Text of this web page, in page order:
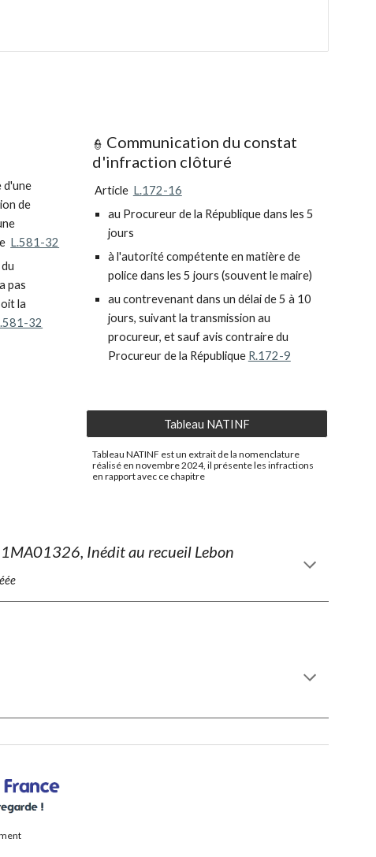
d'une
de
L.581-32
pas
la
32
👮 Communication du constat
d'infraction clôturé
Article L.172-16
au Procureur de la Républiquedans les 5
jours
à l'autorité compétente en matière de
policedans les 5 jours (souvent le maire)
au contrevenant dans un délai de 5 à 10
jours, suivant la transmission au
procureur, et sauf avis contraire du
Procureur de la République R.172-9
Tableau NATINF
Tableau NATINF est un extrait de la nomenclature
réalisé en novembre 2024, il présente les infractions
en rapport avec ce chapitre
Inédit au recueil Lebon